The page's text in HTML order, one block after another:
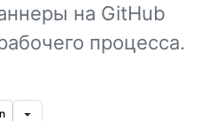
на GitHub
процесса.